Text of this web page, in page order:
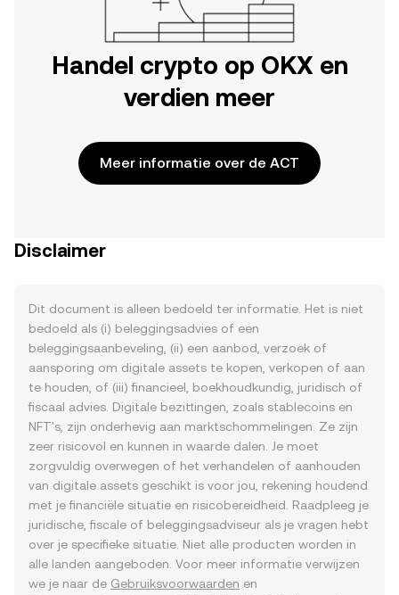
Handel crypto op OKX en
verdien meer
Meer informatie over de ACT
Disclaimer
Dit document is alleen bedoeld ter informatie. Het is niet
bedoeld als (i) beleggingsadvies of een
beleggingsaanbeveling, (ii) een aanbod, verzoek of
aansporing om digitale assets te kopen, verkopen of aan
te houden, of (iii) financieel, boekhoudkundig, juridisch of
fiscaal advies. Digitale bezittingen, zoals stablecoins en
NFT's, zijn onderhevig aan marktschommelingen. Ze zijn
zeer risicovol en kunnen in waarde dalen. Je moet
zorgvuldig overwegen of het verhandelen of aanhouden
van digitale assets geschikt is voor jou, rekening houdend
met je financiële situatie en risicobereidheid. Raadpleeg je
juridische, fiscale of beleggingsadviseur als je vragen hebt
over je specifieke situatie. Niet alle producten worden in
alle landen aangeboden. Voor meer informatie verwijzen
we je naar de Gebruiksvoorwaarden en